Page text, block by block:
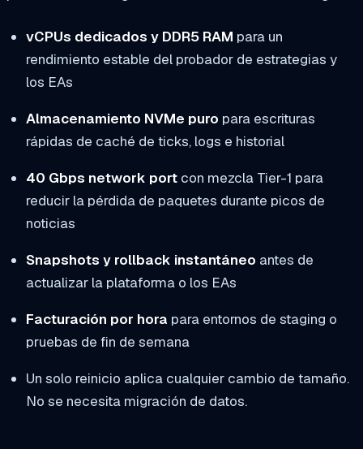
vCPUs dedicados y DDR5 RAM para un
rendimiento estable del probador de estrategias y
los EAs
Almacenamiento NVMe puro para escrituras
rápidas de caché de ticks, logs e historial
40 Gbps network portcon mezcla Tier-1 para
reducir la pérdida de paquetes durante picos de
noticias
Snapshots y rollback instantáneo antes de
actualizar la plataforma o los EAs
Facturación por hora para entornos de staging o
pruebas de fin de semana
Un solo reinicio aplica cualquier cambio de tamaño.
No se necesita migración de datos.